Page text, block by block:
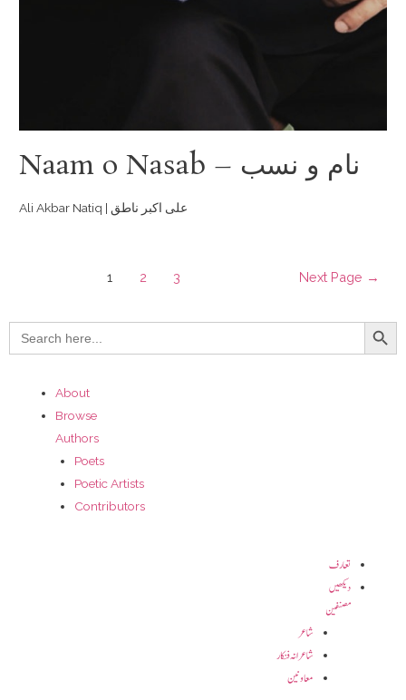
Naam o Nasab – نام و نسب
Ali Akbar Natiq | علی اکبر ناطق
1 2 3 Next Page →
Search
for:
Search Button
About
Browse
Authors
Poets
Poetic Artists
Contributors
تعارف
دیکھیں
مصنفین
شاعر
شاعرانہ فنکار
معاونین